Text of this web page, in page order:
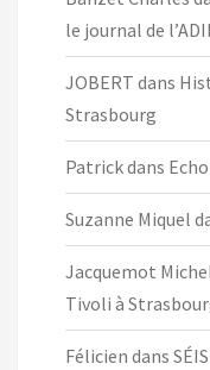
le journal de
JOBERT dans
Strasbourg
Patrickdans
Suzanne Miquel
Jacquemot
Tivoli à
Félicien dans